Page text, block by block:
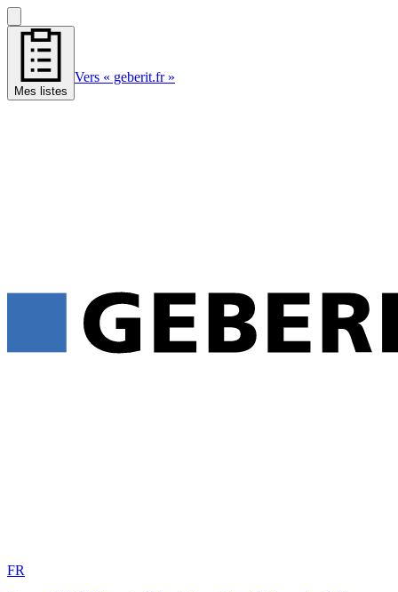
Mes listes
Vers « geberit.fr »
FR